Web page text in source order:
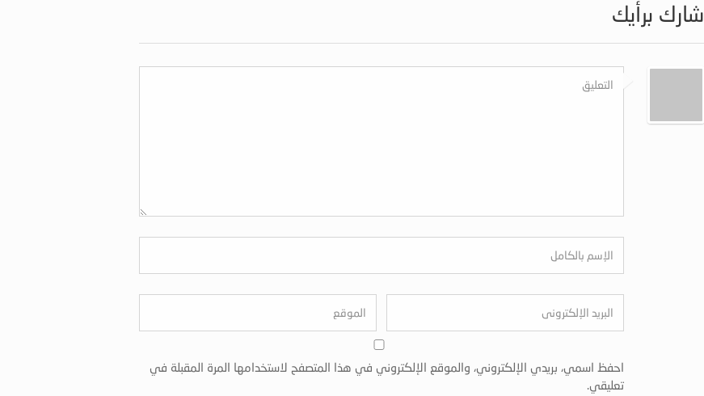
شارك برأيك
احفظ اسمي، بريدي الإلكتروني، والموقع الإلكتروني في هذا المتصفح لاستخدامها المرة المقبلة في
تعليقي.